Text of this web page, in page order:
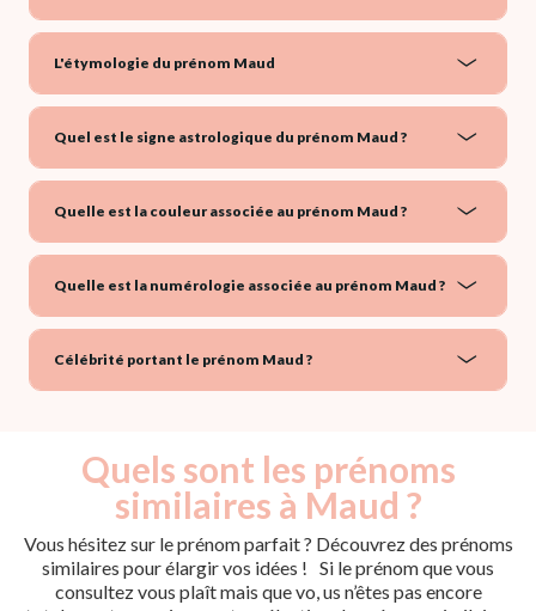
L'étymologie du prénom Maud
Quel est le signe astrologique du prénom Maud ?
Quelle est la couleur associée au prénom Maud ?
Quelle est la numérologie associée au prénom Maud ?
Célébrité portant le prénom Maud ?
Quels sont les prénoms
similaires à Maud ?
Vous hésitez sur le prénom parfait ? Découvrez des prénoms
similaires pour élargir vos idées ! Si le prénom que vous
consultez vous plaît mais que vo, us n’êtes pas encore